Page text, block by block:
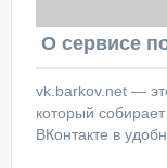
vk.barkov.net —
который
ВКонтакте в